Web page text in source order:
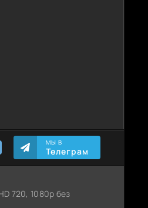
МЫ В
Телеграм
720, 1080p без